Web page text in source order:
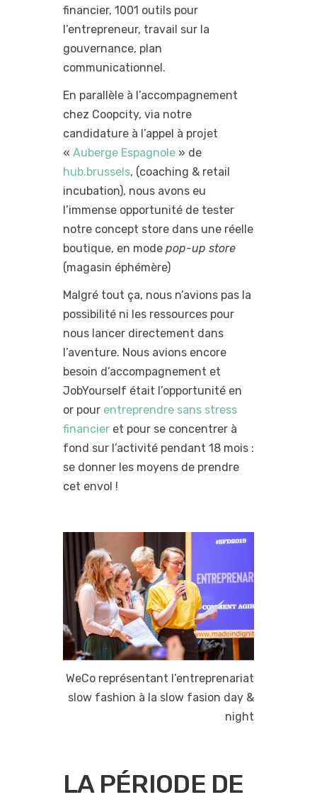
financier, 1001 outils pour
l’entrepreneur, travail sur la
gouvernance, plan
communicationnel.
En parallèle à l’accompagnement
chez Coopcity, via notre
candidature à l’appel à projet
« Auberge Espagnole » de
hub.brussels, (coaching & retail
incubation), nous avons eu
l’immense opportunité de tester
notre concept store dans une réelle
boutique, en mode pop-up store
(magasin éphémère)
Malgré tout ça, nous n’avions pas la
possibilité ni les ressources pour
nous lancer directement dans
l’aventure. Nous avions encore
besoin d’accompagnement et
JobYourself était l’opportunité en
or pour entreprendre sans stress
financier et pour se concentrer à
fond sur l’activité pendant 18 mois :
se donner les moyens de prendre
cet envol !
WeCo représentant l’entreprenariat
slow fashion à la slow fasion day &
night
LA PÉRIODE DE